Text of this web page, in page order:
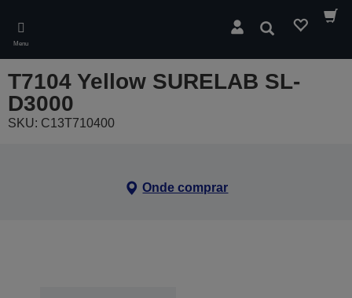
main
content
Menu
Pesquisar
T7104 Yellow SURELAB SL-
D3000
SKU: C13T710400
Onde comprar